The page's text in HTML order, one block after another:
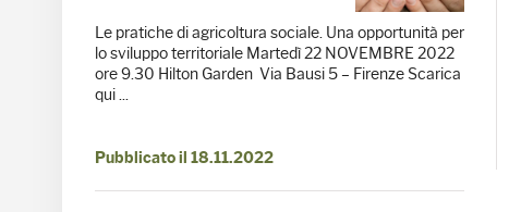
Le pratiche di agricoltura sociale. Una opportunità per
lo sviluppo territoriale Martedì 22 NOVEMBRE 2022
ore 9.30 Hilton Garden Via Bausi 5 – Firenze Scarica
qui ...
Pubblicato il 18.11.2022